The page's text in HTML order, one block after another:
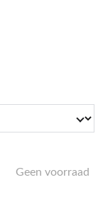
Geen voorraad